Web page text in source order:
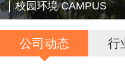
校园环境 CAMPUS
公司动态 行